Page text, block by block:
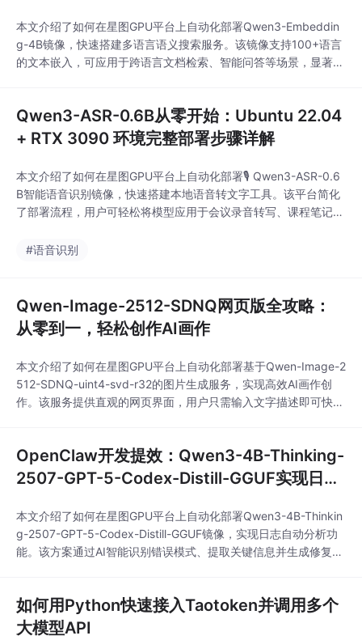
本文介绍了如何在星图GPU平台上自动化部署Qwen3-Embeddin
g-4B镜像，快速搭建多语言语义搜索服务。该镜像支持100+语言
的文本嵌入，可应用于跨语言文档检索、智能问答等场景，显著提
Qwen3-ASR-0.6B从零开始：Ubuntu 22.04
+ RTX 3090 环境完整部署步骤详解
本文介绍了如何在星图GPU平台上自动化部署🎙️ Qwen3-ASR-0.6
B智能语音识别镜像，快速搭建本地语音转文字工具。该平台简化
了部署流程，用户可轻松将模型应用于会议录音转写、课程笔记整
#语音识别
Qwen-Image-2512-SDNQ网页版全攻略：
从零到一，轻松创作AI画作
本文介绍了如何在星图GPU平台上自动化部署基于Qwen-Image-2
512-SDNQ-uint4-svd-r32的图片生成服务，实现高效AI画作创
作。该服务提供直观的网页界面，用户只需输入文字描述即可快速
OpenClaw开发提效：Qwen3-4B-Thinking-
2507-GPT-5-Codex-Distill-GGUF实现日志
本文介绍了如何在星图GPU平台上自动化部署Qwen3-4B-Thinkin
g-2507-GPT-5-Codex-Distill-GGUF镜像，实现日志自动分析功
能。该方案通过AI智能识别错误模式、提取关键信息并生成修复建
成结构化分析报告等。
如何用Python快速接入Taotoken并调用多个
大模型API